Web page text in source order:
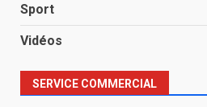
Sport
Vidéos
SERVICE COMMERCIAL